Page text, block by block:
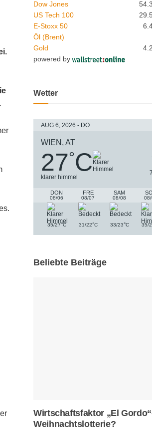
Dow Jones
US Tech 100
E-Stoxx 50
Öl (Brent)
Gold
powered by
Wetter
AUG 6, 2026 - DO
WIEN, AT
27°C
klarer himmel
DON
08/06
FRE
08/07
SAM
08/08 08/
35/27°C 31/22°C 33/23°C 35/
Beliebte Beiträge
Wirtschaftsfaktor „El
Weihnachtslotterie?